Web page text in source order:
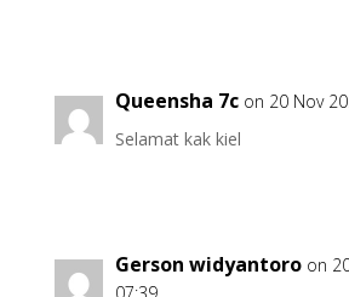
Queensha 7c on 20 Nov
Selamat kak kiel
Gerson widyantoro on